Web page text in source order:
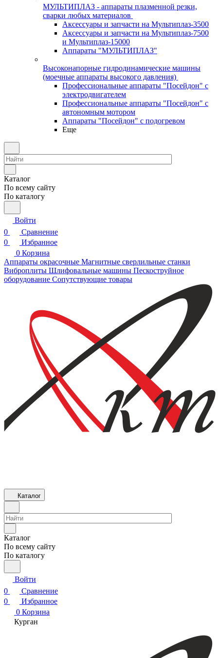
МУЛЬТИПЛАЗ - аппараты плазменной резки,
сварки любых материалов
Аксессуары и запчасти на Мультиплаз-3500
Аксессуары и запчасти на Мультиплаз-7500
и Мультиплаз-15000
Аппараты "МУЛЬТИПЛАЗ"
Высоконапорные гидродинамические машины
(моечные аппараты высокого давления)
Профессиональные аппараты "Посейдон" с
электродвигателем
Профессиональные аппараты "Посейдон" с
автономным мотором
Аппараты "Посейдон" с подогревом
Еще
Каталог
По всему сайту
По каталогу
Войти
0
Сравнение
0
Избранное
0 Корзина
Аппараты окрасочные Магнитные сверлильные станки
Виброплиты Шлифовальные машины Пескоструйное
оборудование Сопутствующие товары
Каталог
Каталог
По всему сайту
По каталогу
Войти
0
Сравнение
0
Избранное
0 Корзина
Курган